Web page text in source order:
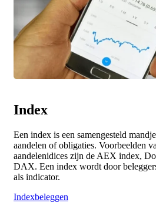
Index
Een index is een samengesteld
aandelen of obligaties. Voorbeelden
aandelenidices zijn de AEX index,
DAX. Een index wordt door
als indicator.
Indexbeleggen